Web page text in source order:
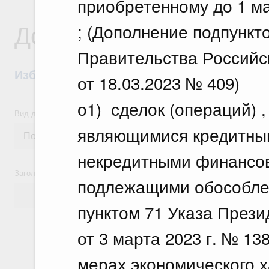
приобретенному до 1
; (Дополнение
Правительства
от 18.03.2023 № 409)
о1) сделок
являющимися
некредитными
подлежащими
пунктом 71 Указа
от 3 марта 2023 г. №
мерах экономического
Документы
Избранные документы со справками к
Вид документа
Заголовок или текст документа